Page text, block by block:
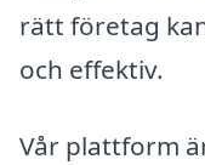
rätt företag
och effektiv.
Vår plattform